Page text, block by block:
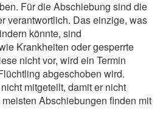
Für die Abschiebung sind die
verantwortlich. Das einzige, was
könnte, sind
Krankheiten oder gesperrte
nicht vor, wird ein Termin
abgeschoben wird.
mitgeteilt, damit er nicht
Abschiebungen finden mit